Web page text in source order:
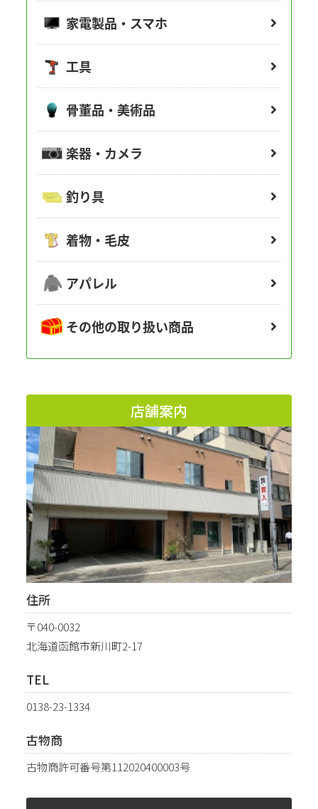
家電製品・スマホ
工具
骨董品・美術品
楽器・カメラ
釣り具
着物・毛皮
アパレル
その他の取り扱い商品
店舗案内
住所
〒040-0032
北海道函館市新川町2-17
TEL
0138-23-1334
古物商
古物商許可番号第112020400003号